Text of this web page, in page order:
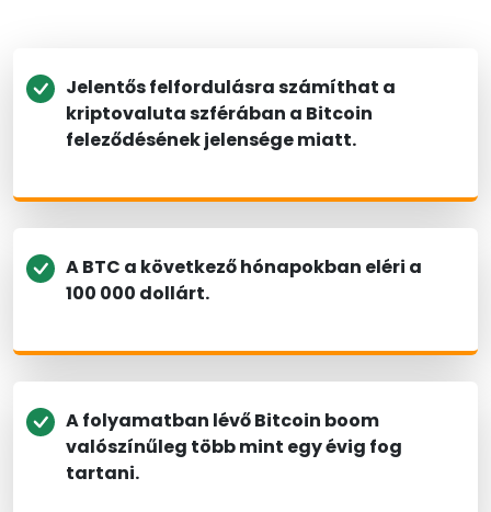
Jelentős felfordulásra számíthat a
kriptovaluta szférában a Bitcoin
feleződésének jelensége miatt.
A BTC a következő hónapokban eléri a
100 000 dollárt.
A folyamatban lévő Bitcoin boom
valószínűleg több mint egy évig fog
tartani.